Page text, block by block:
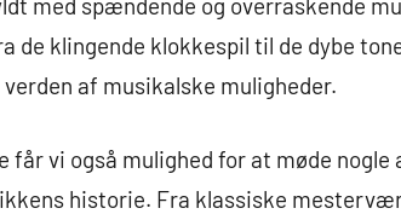
de klingende klokkespil til de dybe
af musikalske muligheder.
får vi også mulighed for at møde
historie. Fra klassiske